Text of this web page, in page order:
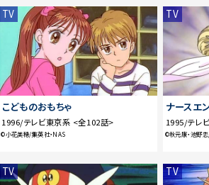
TV
こどものおもちゃ
1996/テレビ東京系 <全102話>
©小花美穂/集英社・NAS
TV
ナースエ
1995/テレ
©秋元康・池野
TV TV